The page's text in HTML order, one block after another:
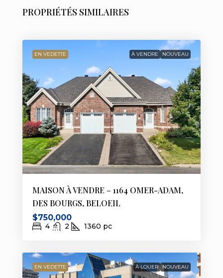
PROPRIÉTÉS SIMILAIRES
EN VEDETTE À VENDRE NOUVEAU
MAISON À VENDRE – 1164 OMER-ADAM,
DES BOURGS, BELOEIL
$750,000
4 2 1360 pc
EN VEDETTE À LOUER NOUVEAU